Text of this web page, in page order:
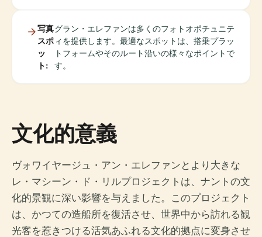
写真
スポ
ッ
ト:
グラン・エレファンは多くのフォトオポチュニテ
ィを提供します。最適なスポットは、搭乗プラッ
トフォームやそのルート沿いの様々なポイントで
す。
文化的意義
ヴォワイヤージュ・アン・エレファンとより大きな
レ・マシーン・ド・リルプロジェクトは、ナントの文
化的景観に深い影響を与えました。このプロジェクト
は、かつての造船所を復活させ、世界中から訪れる観
光客を惹きつける活気あふれる文化的拠点に変身させ